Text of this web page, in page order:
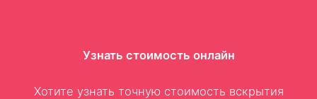
Узнать стоимость онлайн
Хотите узнать точную стоимость вскрытия